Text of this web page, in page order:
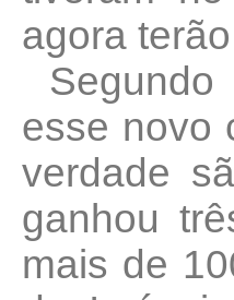
agora
esse novo
verdade
ganhou
mais de